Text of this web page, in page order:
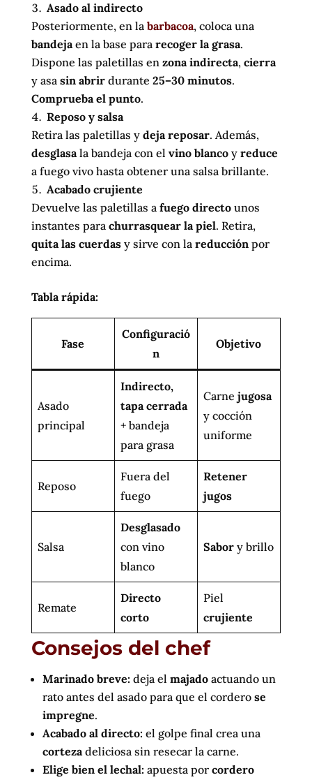
Asado al indirecto
Posteriormente, en la barbacoa, coloca una
bandejaen la base para recoger la grasa.
Dispone las paletillas en zona indirecta, cierra
y asa sin abrirdurante 25–30 minutos.
Comprueba el punto.
Reposo y salsa
Retira las paletillas y deja reposar. Además,
desglasala bandeja con el vino blancoy reduce
a fuego vivo hasta obtener una salsa brillante.
Acabado crujiente
Devuelve las paletillas a fuego directounos
instantes para churrasquear la piel. Retira,
quita las cuerdasy sirve con la reducciónpor
encima.
Tabla rápida:
Fase
Configuració
n
Objetivo
Asado
principal
Indirecto,
tapa cerrada
+ bandeja
para grasa
Carne jugosa
y cocción
uniforme
Reposo
Fuera del
fuego
Retener
jugos
Salsa
Desglasado
con vino
blanco
Sabory brillo
Remate
Directo
corto
Piel
crujiente
Consejos del chef
Marinado breve: deja el majadoactuando un
rato antes del asado para que el cordero se
impregne.
Acabado al directo: el golpe final crea una
cortezadeliciosa sin resecar la carne.
Elige bien el lechal: apuesta por cordero